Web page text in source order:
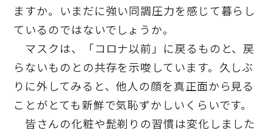
ますか。いまだに強い同調圧力を感じて暮らし
ているのではないでしょうか。
マスクは、「コロナ以前」に戻るものと、戻
らないものとの共存を示唆しています。久しぶ
りに外してみると、他人の顔を真正面から見る
ことがとても新鮮で気恥ずかしいくらいです。
皆さんの化粧や髭剃りの習慣は変化しました